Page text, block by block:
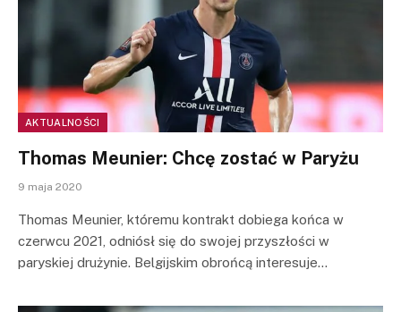
AKTUALNOŚCI
Thomas Meunier: Chcę zostać w Paryżu
9 maja 2020
Thomas Meunier, któremu kontrakt dobiega końca w
czerwcu 2021, odniósł się do swojej przyszłości w
paryskiej drużynie. Belgijskim obrońcą interesuje…